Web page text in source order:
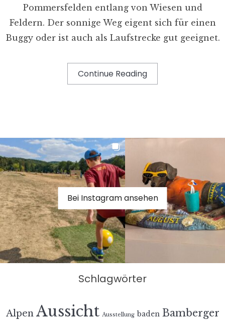
Pommersfelden entlang von Wiesen und
Feldern. Der sonnige Weg eigent sich für einen
Buggy oder ist auch als Laufstrecke gut geeignet.
Continue Reading
Bei Instagram ansehen
Schlagwörter
Alpen Aussicht Ausstellung baden Bamberger